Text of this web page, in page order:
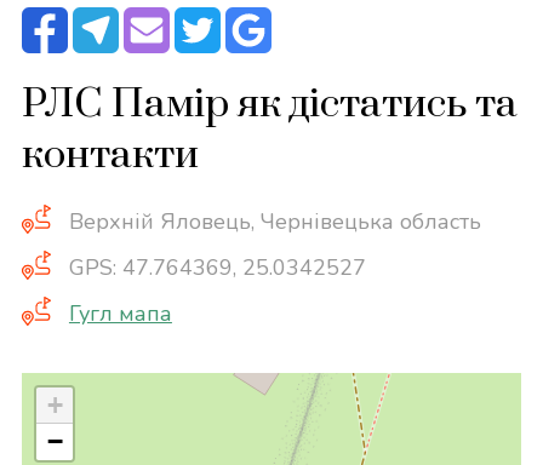
РЛС Памір як дістатись та
контакти
Верхній Яловець, Чернівецька область
GPS: 47.764369, 25.0342527
Гугл мапа
+
−